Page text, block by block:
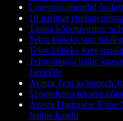
Lugemisvahendid
10 parimat
Tasuta kõnetuvastus:
Tekst kõneks sinu
Tekst kõneks Joey
Tehnoloogia hääle
James'ile
Avasta Text to Speech
Sissejuhatus tekstist
Avasta Digitaalse Kõne
Jennie kaudu